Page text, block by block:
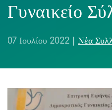
Γυναικείο
07 Ιουλίου 2022 Νέα